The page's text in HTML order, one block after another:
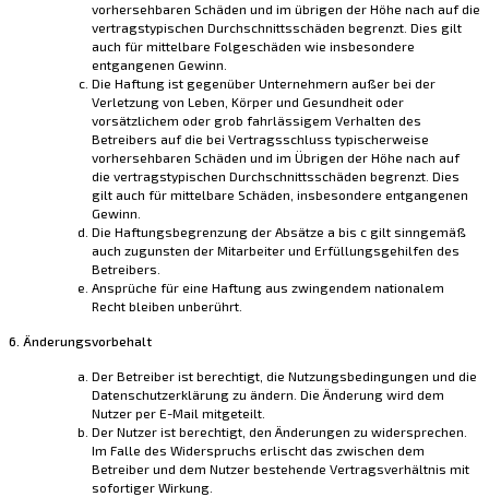
vorhersehbaren Schäden und im übrigen der Höhe nach auf die
vertragstypischen Durchschnittsschäden begrenzt. Dies gilt
auch für mittelbare Folgeschäden wie insbesondere
entgangenen Gewinn.
Die Haftung ist gegenüber Unternehmern außer bei der
Verletzung von Leben, Körper und Gesundheit oder
vorsätzlichem oder grob fahrlässigem Verhalten des
Betreibers auf die bei Vertragsschluss typischerweise
vorhersehbaren Schäden und im Übrigen der Höhe nach auf
die vertragstypischen Durchschnittsschäden begrenzt. Dies
gilt auch für mittelbare Schäden, insbesondere entgangenen
Gewinn.
Die Haftungsbegrenzung der Absätze a bis c gilt sinngemäß
auch zugunsten der Mitarbeiter und Erfüllungsgehilfen des
Betreibers.
Ansprüche für eine Haftung aus zwingendem nationalem
Recht bleiben unberührt.
6. Änderungsvorbehalt
Der Betreiber ist berechtigt, die Nutzungsbedingungen und die
Datenschutzerklärung zu ändern. Die Änderung wird dem
Nutzer per E-Mail mitgeteilt.
Der Nutzer ist berechtigt, den Änderungen zu widersprechen.
Im Falle des Widerspruchs erlischt das zwischen dem
Betreiber und dem Nutzer bestehende Vertragsverhältnis mit
sofortiger Wirkung.